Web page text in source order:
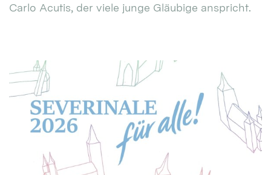
Carlo Acutis, der viele junge Gläubige anspricht.